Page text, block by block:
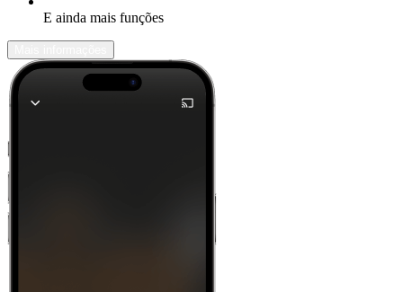
E ainda mais funções